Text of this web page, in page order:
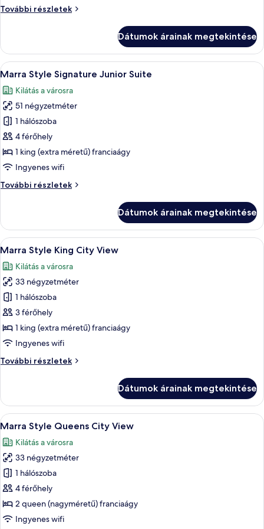
One
További részletek
Marra
Bedroom
Suite
további
Dátumok árainak megtekintése
A
következő
szoba
összes
képének
megtekintése:
Marra
Style
Signature
Junior
Egy szállodai szoba, amelyben egy
5
Marra Style Signature Junior Suite
Kilátás a városra
51 négyzetméter
1 hálószoba
4 férőhely
1 king (extra méretű) franciaágy
Ingyenes wifi
További részletek
Marra
Suite
további
részletei
Dátumok árainak megtekintése
A
következő
szoba
összes
képének
megtekintése:
Marra
Style
City
Éjszakai városkép, melyben magas
5
Marra Style King City View
Kilátás a városra
33 négyzetméter
1 hálószoba
3 férőhely
1 king (extra méretű) franciaágy
Ingyenes wifi
További részletek
Marra
View
további
részletei
Dátumok árainak megtekintése
A
következő
szoba
összes
képének
megtekintése:
Marra
Style
Éjszakai városkép, melyben magas
4
Marra Style Queens City View
Kilátás a városra
33 négyzetméter
1 hálószoba
4 férőhely
2 queen (nagyméretű) franciaágy
Ingyenes wifi